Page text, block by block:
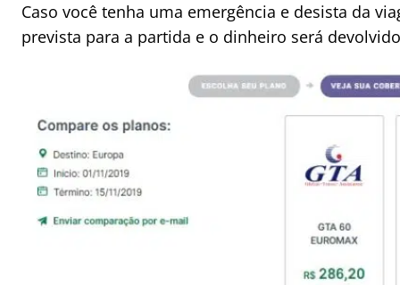
Caso você tenha uma emergência e desista da
prevista para a partida e o dinheiro será